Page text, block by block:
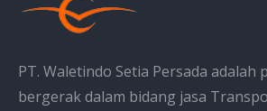
PT. Waletindo Setia Persada adalah
bergerak dalam bidang jasa